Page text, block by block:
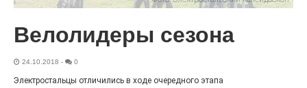
себе Выставочный зал им. Олега Коняшина.
Велолидеры сезона
24.10.2018 - 0
Электростальцы отличились в ходе очередного этапа